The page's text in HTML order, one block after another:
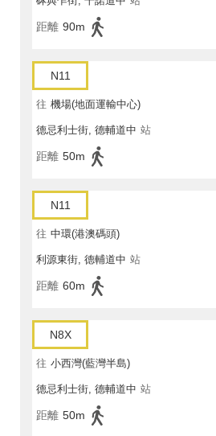
距離 90m
N11
往 機場(地面運輸中心)
德忌利士街, 德輔道中 站
距離 50m
N11
往 中環(港澳碼頭)
利源東街, 德輔道中 站
距離 60m
N8X
往 小西灣(藍灣半島)
德忌利士街, 德輔道中 站
距離 50m